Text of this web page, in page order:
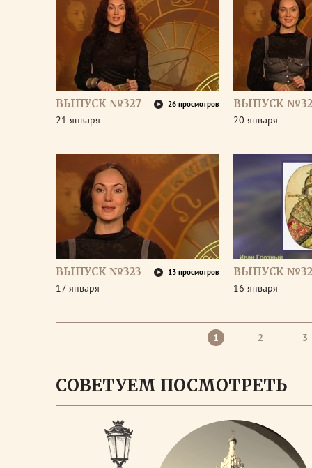
ВЫПУСК №327 26 просмотров
21 января
ВЫПУСК
20 января
ВЫПУСК №323 13 просмотров
17 января
ВЫПУСК
16 января
1 2 3
СОВЕТУЕМ ПОСМОТРЕТЬ